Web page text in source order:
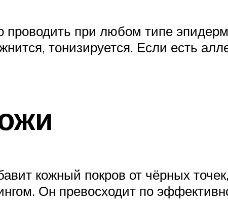
при любом типе
тонизируется. Если есть
кожный покров от чёрных
Он превосходит по